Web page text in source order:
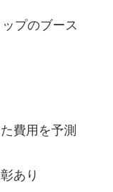
プのブース
費用を予測
あり